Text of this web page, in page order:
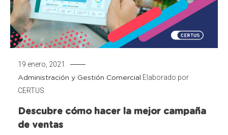
19 enero, 2021
Administración y Gestión Comercial Elaborado por
CERTUS
Descubre cómo hacer la mejor campaña
de ventas